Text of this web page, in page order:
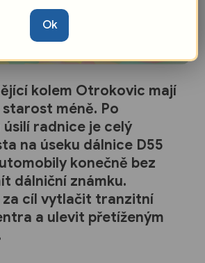
kolem Otrokovic mají
starost méně. Po
radnice je celý
na úseku dálnice D55
konečně bez
dálniční známku.
za cíl vytlačit tranzitní
a ulevit přetíženým
Ok